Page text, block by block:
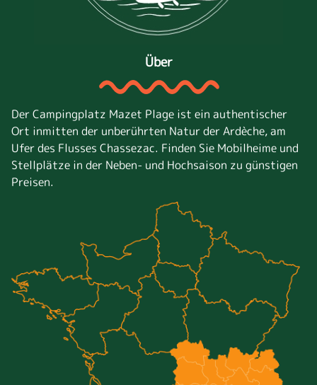
Über
Der Campingplatz Mazet Plage ist ein authentischer
Ort inmitten der unberührten Natur der Ardèche, am
Ufer des Flusses Chassezac. Finden Sie Mobilheime und
Stellplätze in der Neben- und Hochsaison zu günstigen
Preisen.